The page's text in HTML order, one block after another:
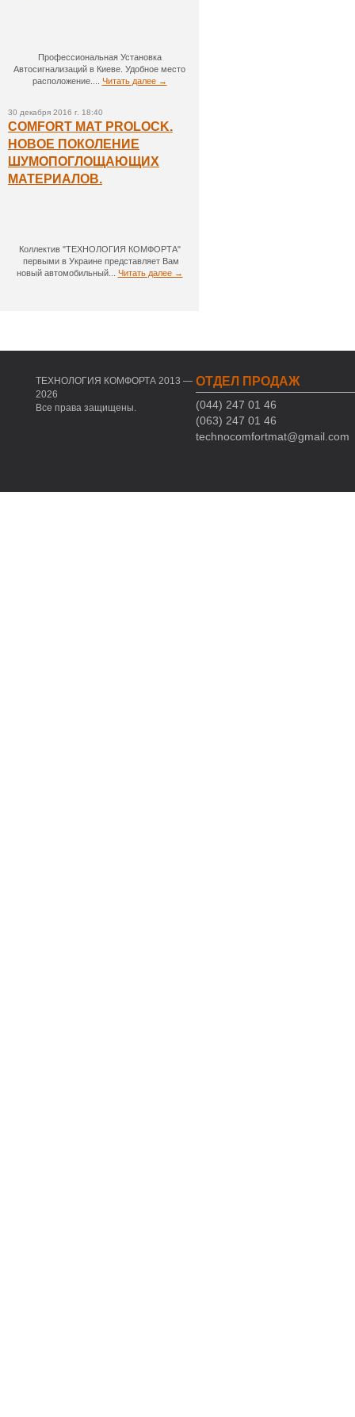
Профессиональная Установка
Автосигнализаций в Киеве. Удобное место
расположение.... Читать далее →
30 декабря 2016 г. 18:40
COMFORT MAT PROLOCK.
НОВОЕ ПОКОЛЕНИЕ
ШУМОПОГЛОЩАЮЩИХ
МАТЕРИАЛОВ.
Коллектив "ТЕХНОЛОГИЯ КОМФОРТА"
первыми в Украине представляет Вам
новый автомобильный... Читать далее →
ТЕХНОЛОГИЯ КОМФОРТА 2013 —
2026
Все права защищены.
ОТДЕЛ ПРОДАЖ
(044) 247 01 46
(063) 247 01 46
technocomfortmat@gmail.com